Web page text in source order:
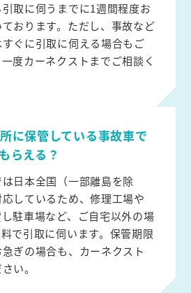
取に伺うまでに1週間程度お
おります。ただし、事故など
ぐに引取に伺える場合もご
度カーネクストまでご相談く
に保管している事故車で
らえる？
日本全国（一部離島を除
しているため、修理工場や
駐車場など、ご自宅以外の場
で引取に伺います。保管期限
ぎの場合も、カーネクスト
い。